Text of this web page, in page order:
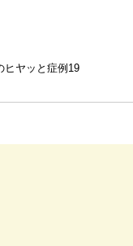
ヒヤッと症例19